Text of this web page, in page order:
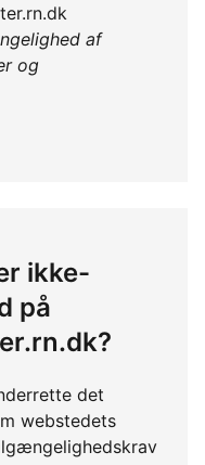
af
og
ikke-
på
det
webstedets